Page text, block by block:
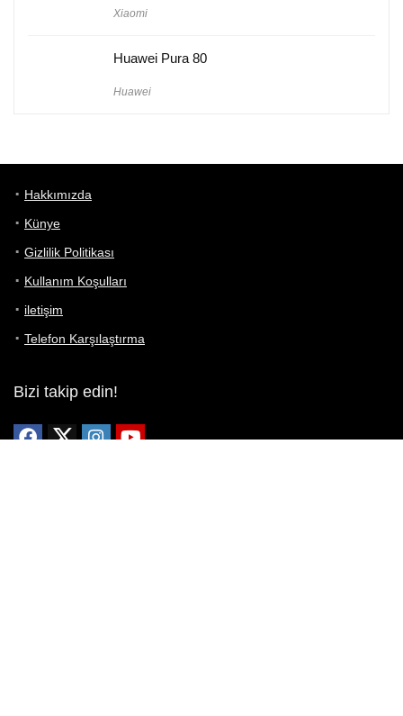
Xiaomi
Huawei Pura 80
Huawei
Hakkımızda
Künye
Gizlilik Politikası
Kullanım Koşulları
iletişim
Telefon Karşılaştırma
Bizi takip edin!